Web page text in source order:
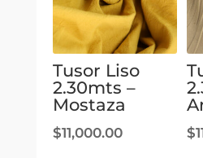
Tusor Liso
2.30mts –
Mostaza
$11,000.00 $